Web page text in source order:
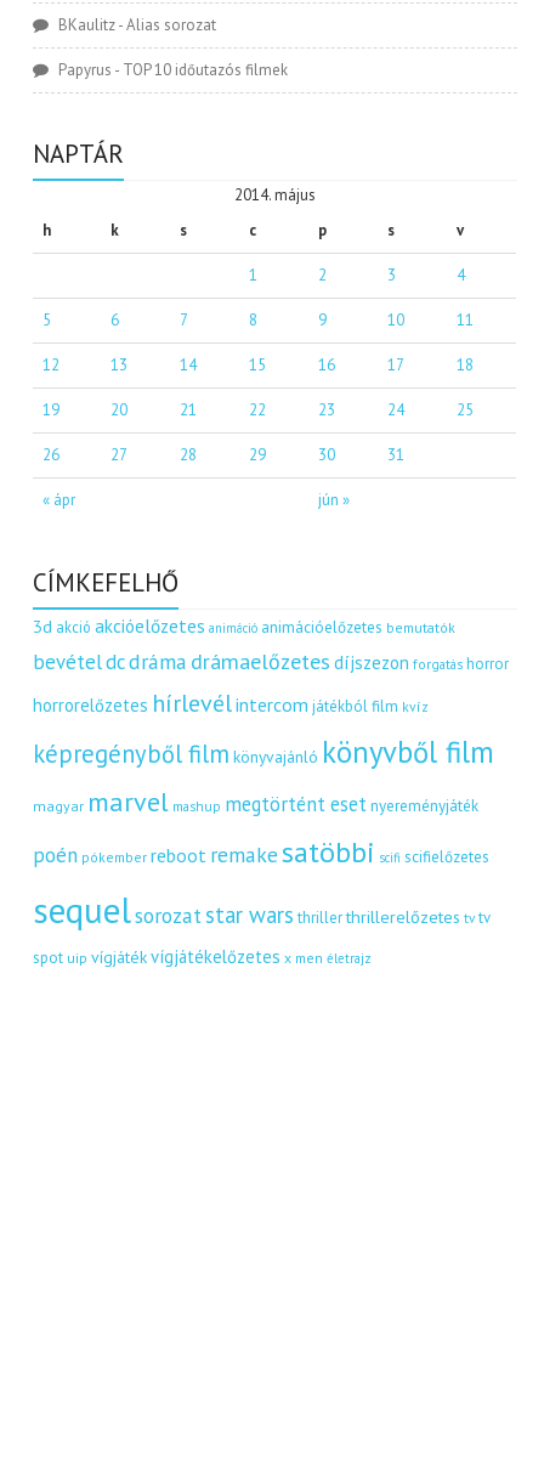
BKaulitz-Alias sorozat
Papyrus - TOP 10 időutazós filmek
NAPTÁR
2014. május
h
k s c p s v
« ápr jún »
1 2 3 4
5 6 7 8 9 10 11
12 13 14 15 16 17 18
19 20 21 22 23 24 25
26 27 28 29 30 31
CÍMKEFELHŐ
3d akció akcióelőzetes animáció animációelőzetes bemutatók
bevételdcdráma drámaelőzetes díjszezon forgatás horror
horrorelőzetes hírlevélintercom játékból film kvíz
képregényből film könyvajánló könyvből film
magyar marvel mashup megtörtént eset nyereményjáték
poén pókember reboot remakesatöbbi scifi scifielőzetes
sequelsorozatstar wars thriller thrillerelőzetes tv tv
spot uip vígjátékvígjátékelőzetes x men életrajz